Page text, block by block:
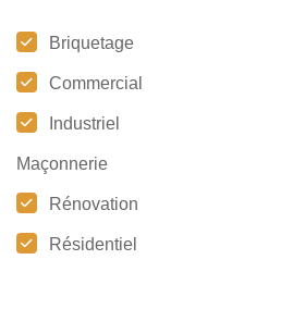
Briquetage
Commercial
Industriel
Maçonnerie
Rénovation
Résidentiel